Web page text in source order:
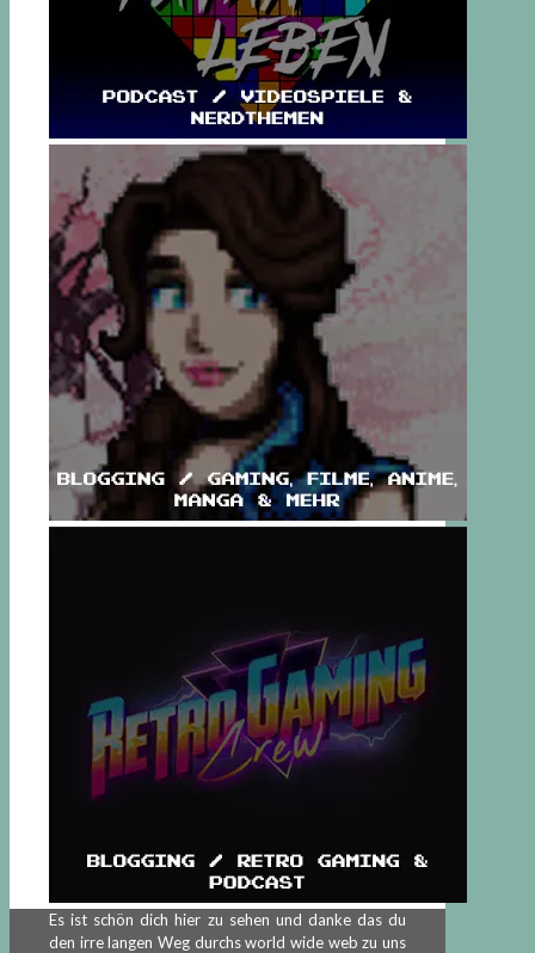
Es ist schön dich hier zu sehen und danke das du
den irre langen Weg durchs world wide web zu uns